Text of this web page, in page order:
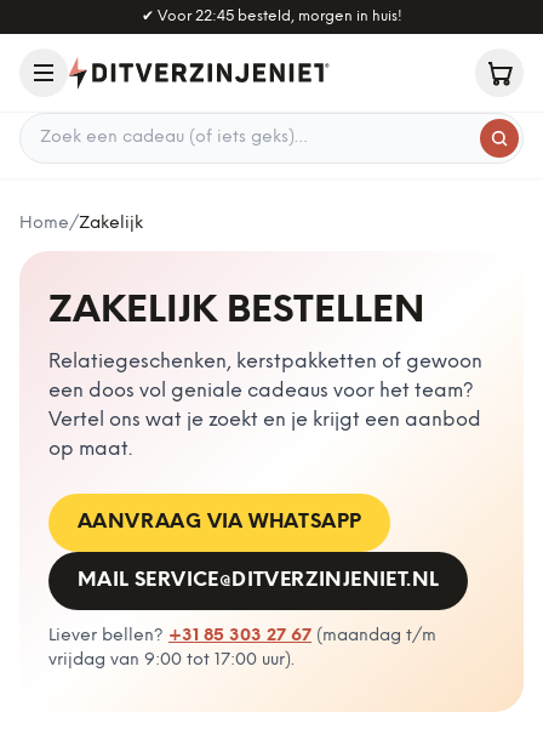
Naar hoofdinhoud
✔ Voor 22:45 besteld, morgen in huis!
Zoek een cadeau
Home/Zakelijk
ZAKELIJK BESTELLEN
Relatiegeschenken, kerstpakketten of gewoon
een doos vol geniale cadeaus voor het team?
Vertel ons wat je zoekt en je krijgt een aanbod
op maat.
AANVRAAG VIA WHATSAPP
MAIL SERVICE@DITVERZINJENIET.NL
Liever bellen? +31 85 303 27 67 ( maandag t/m
vrijdag van 9:00 tot 17:00 uur).